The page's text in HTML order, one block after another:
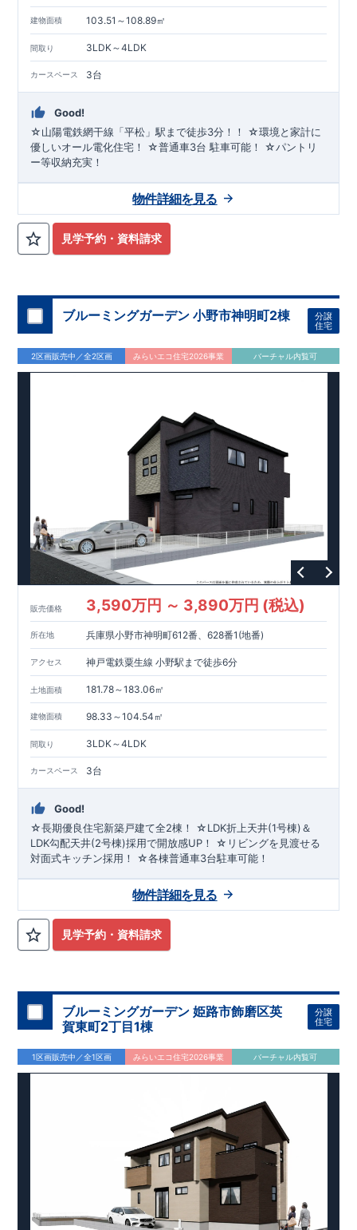
建物面積 103.51～108.89㎡
間取り 3LDK～4LDK
カースペース 3台
Good!
☆山陽電鉄網干線「平松」駅まで徒歩3分！！ ☆環境と家計に
優しいオール電化住宅！ ☆普通車3台 駐車可能！ ☆パントリ
ー等収納充実！
見学予約・資料請求
物件詳細を見る
ブルーミングガーデン 小野市神明町2棟
分譲
住宅
2区画販売中／全2区画 みらいエコ住宅2026事業 バーチャル内覧可
販売価格 3,590万円 ～ 3,890万円 (税込)
所在地 兵庫県小野市神明町612番、628番1(地番)
アクセス 神戸電鉄粟生線 小野駅まで徒歩6分
土地面積 181.78～183.06㎡
建物面積 98.33～104.54㎡
間取り 3LDK～4LDK
カースペース 3台
Good!
☆長期優良住宅新築戸建て全2棟！ ☆LDK折上天井(1号棟)＆
LDK勾配天井(2号棟)採用で開放感UP！ ☆リビングを見渡せる
対面式キッチン採用！ ☆各棟普通車3台駐車可能！
見学予約・資料請求
物件詳細を見る
ブルーミングガーデン 姫路市飾磨区英
賀東町2丁目1棟
分譲
住宅
1区画販売中／全1区画 みらいエコ住宅2026事業 バーチャル内覧可